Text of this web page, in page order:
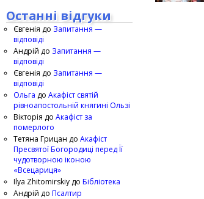
Останні відгуки
Євгенія до Запитання —
відповіді
Андрій до Запитання —
відповіді
Євгенія до Запитання —
відповіді
Ольга до Акафіст святій
рівноапостольній княгині Ользі
Вікторія до Акафіст за
померлого
Тетяна Грицан до Акафіст
Пресвятої Богородиці перед Її
чудотворною іконою
«Всецариця»
Ilya Zhitomirskiy до Бібліотека
Андрій до Псалтир